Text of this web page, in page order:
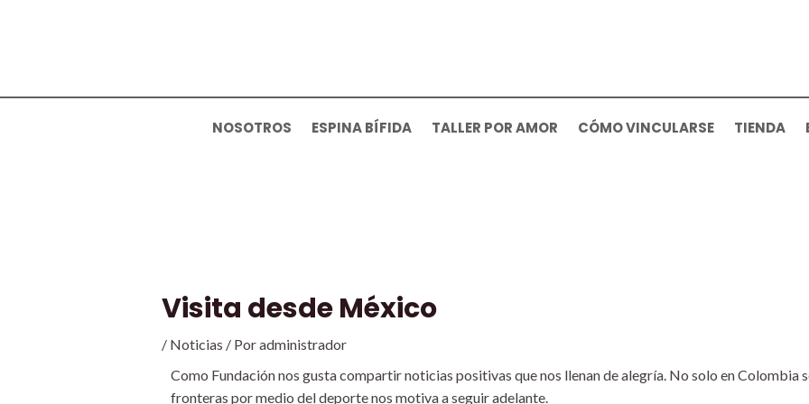
NOSOTROS ESPINA BÍFIDA TALLER POR AMOR CÓMO VINCULARSE TIENDA
Visita desde México
/ Noticias / Poradministrador
Como Fundación nos gusta compartir noticias positivas que nos llenan de alegría. No solo en Colombia
fronteras por medio del deporte nos motiva a seguir adelante.